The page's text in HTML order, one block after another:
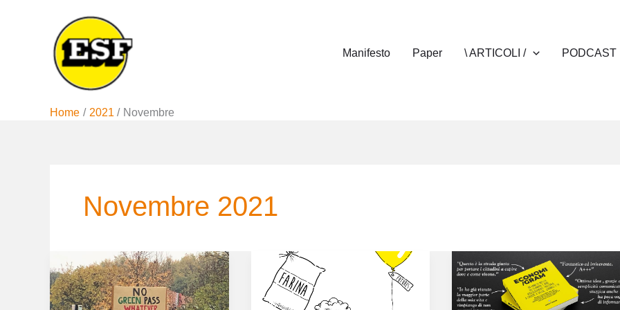
Manifesto
Paper \ ARTICOLI / PODCAST
Home 2021 Novembre
Novembre 2021
I
NO
Green
Aumento
dei
prezzi:
scopri
ECONOMIGRAM
il